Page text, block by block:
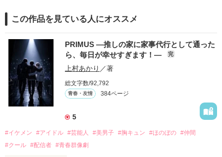
この作品を見ている人にオススメ
PRIMUS ―推しの家に家事代行として通った
ら、毎日が幸せすぎます！―
完
上村あかり ／著
総文字数/92,792
青春・友情 384ページ
5
#イケメン #アイドル #芸能人 #美男子 #胸キュン #ほのぼの #仲間
#クール #配信者 #青春群像劇